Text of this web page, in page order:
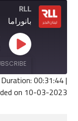
RLL
بانوراما
Play
SHARE
Duration: 00:31:44|
on 10-03-2023